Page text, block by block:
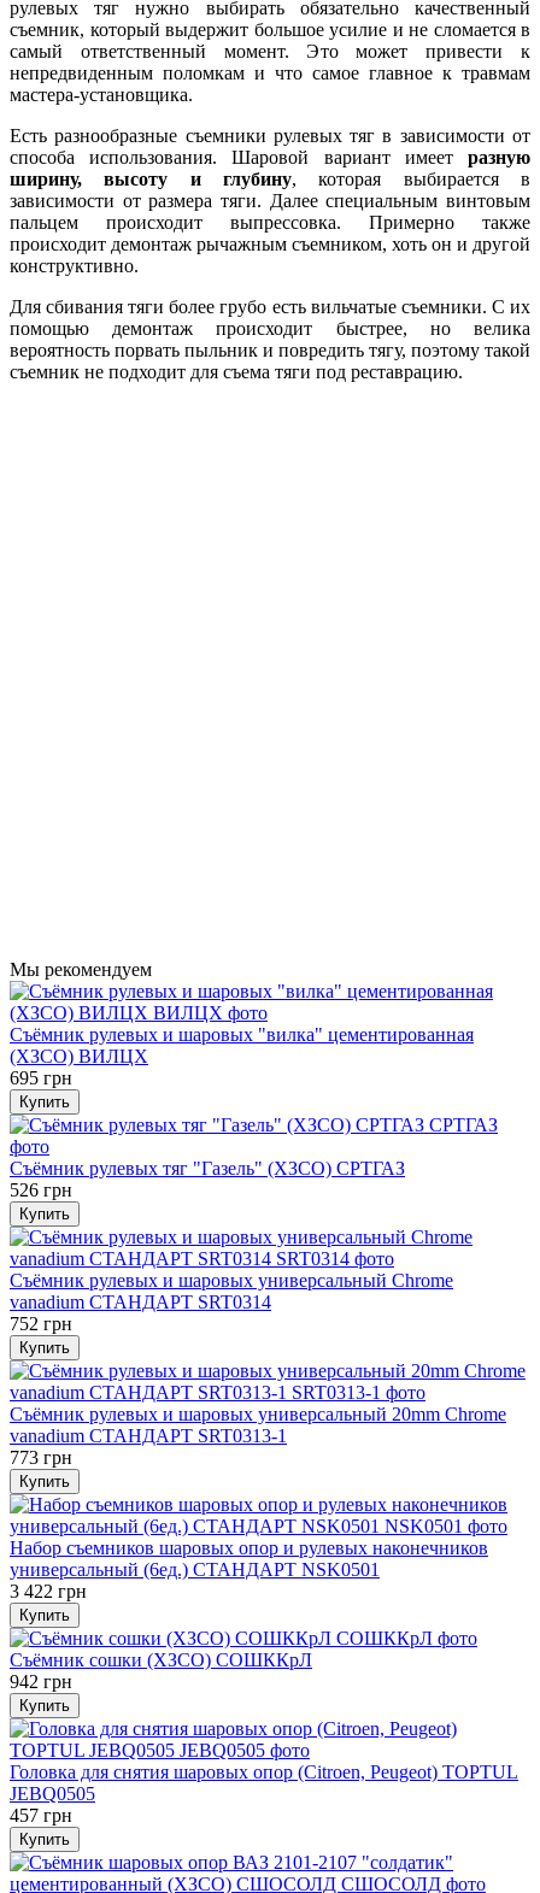
рулевых тяг нужно выбирать обязательно качественный
съемник, который выдержит большое усилие и не сломается в
самый ответственный момент. Это может привести к
непредвиденным поломкам и что самое главное к травмам
мастера-установщика.
Есть разнообразные съемники рулевых тяг в зависимости от
способа использования. Шаровой вариант имеет разную
ширину, высоту и глубину, которая выбирается в
зависимости от размера тяги. Далее специальным винтовым
пальцем происходит выпрессовка. Примерно также
происходит демонтаж рычажным съемником, хоть он и другой
конструктивно.
Для сбивания тяги более грубо есть вильчатые съемники. С их
помощью демонтаж происходит быстрее, но велика
вероятность порвать пыльник и повредить тягу, поэтому такой
съемник не подходит для съема тяги под реставрацию.
Мы рекомендуем
Съёмник рулевых и шаровых "вилка" цементированная
(ХЗСО) ВИЛЦХ
695 грн
Купить
Съёмник рулевых тяг "Газель" (ХЗСО) СРТГАЗ
526 грн
Купить
Съёмник рулевых и шаровых универсальный Chrome
vanadium СТАНДАРТ SRT0314
752 грн
Купить
Съёмник рулевых и шаровых универсальный 20mm Chrome
vanadium СТАНДАРТ SRT0313-1
773 грн
Купить
Набор съемников шаровых опор и рулевых наконечников
универсальный (6ед.) СТАНДАРТ NSK0501
3 422 грн
Купить
Съёмник сошки (ХЗСО) СОШККрЛ
942 грн
Купить
Головка для снятия шаровых опор (Citroen, Peugeot) TOPTUL
JEBQ0505
457 грн
Купить